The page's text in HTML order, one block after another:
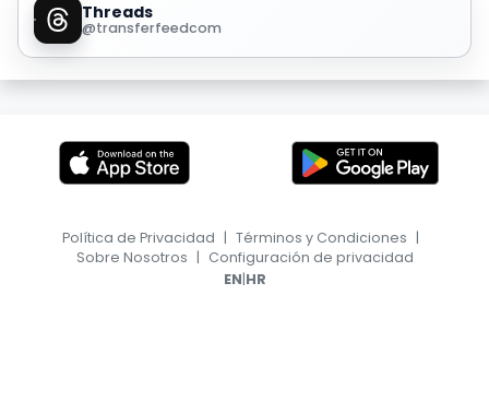
Threads
@transferfeedcom
Política de Privacidad | Términos y Condiciones |
Sobre Nosotros | Configuración de privacidad
EN|HR